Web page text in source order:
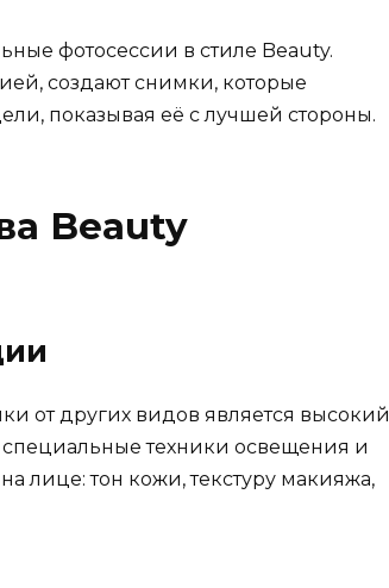
фотосессии в стиле Beauty.
создают снимки, которые
показывая её с лучшей стороны.
Beauty
от других видов является высокий
техники освещения и
лице: тон кожи, текстуру макияжа,